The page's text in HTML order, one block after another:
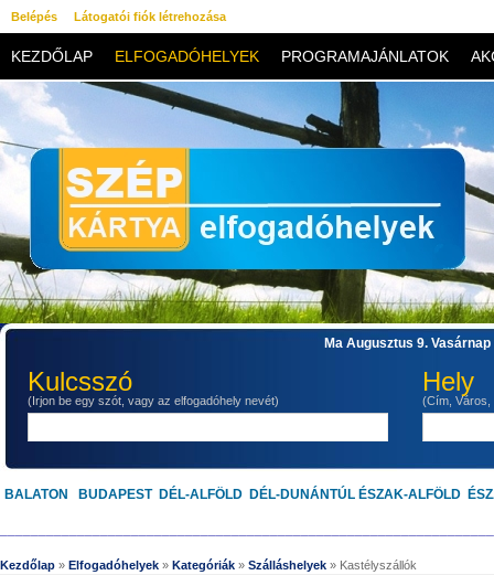
Belépés Látogatói fiók létrehozása
KEZDŐLAP ELFOGADÓHELYEK PROGRAMAJÁNLATOK
KAPCSOLAT
Ma Augusztus 9.
Kulcsszó
(Irjon be egy szót, vagy az elfogadóhely nevét)
Hely
(Cím,
BALATON BUDAPEST DÉL-ALFÖLD DÉL-DUNÁNTÚL ÉSZAK-ALFÖLD
Kezdőlap » Elfogadóhelyek » Kategóriák » Szálláshelyek » Kastélyszállók